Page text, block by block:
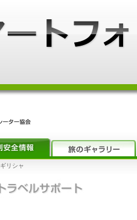
ギリシャ